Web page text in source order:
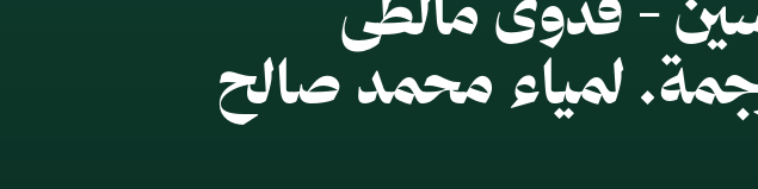
لمياء محمد صالح